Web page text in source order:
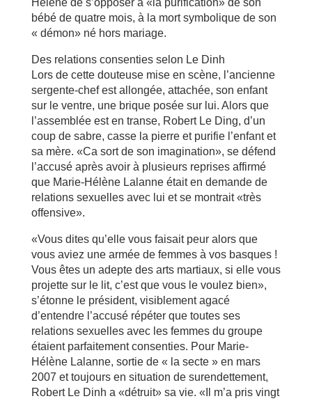
Hélène de s’opposer à «la purification» de son
bébé de quatre mois, à la mort symbolique de son
« démon» né hors mariage.
Des relations consenties selon Le Dinh
Lors de cette douteuse mise en scène, l’ancienne
sergente-chef est allongée, attachée, son enfant
sur le ventre, une brique posée sur lui. Alors que
l’assemblée est en transe, Robert Le Ding, d’un
coup de sabre, casse la pierre et purifie l’enfant et
sa mère. «Ca sort de son imagination», se défend
l’accusé après avoir à plusieurs reprises affirmé
que Marie-Hélène Lalanne était en demande de
relations sexuelles avec lui et se montrait «très
offensive».
«Vous dites qu’elle vous faisait peur alors que
vous aviez une armée de femmes à vos basques !
Vous êtes un adepte des arts martiaux, si elle vous
projette sur le lit, c’est que vous le voulez bien»,
s’étonne le président, visiblement agacé
d’entendre l’accusé répéter que toutes ses
relations sexuelles avec les femmes du groupe
étaient parfaitement consenties. Pour Marie-
Hélène Lalanne, sortie de « la secte » en mars
2007 et toujours en situation de surendettement,
Robert Le Dinh a «détruit» sa vie. «Il m’a pris vingt